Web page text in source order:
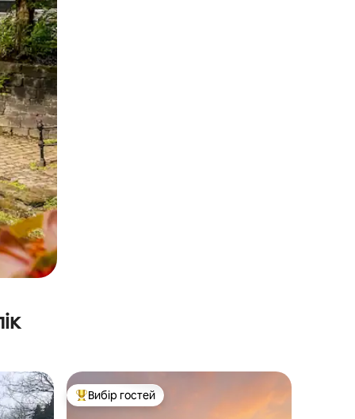
та гортання.
Топ вибір гостей
Вибір гостей